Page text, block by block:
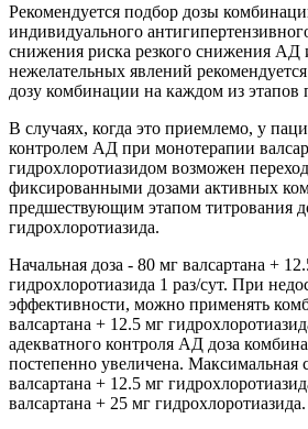
Рекомендуется подбор дозы
индивидуального
снижения риска резкого снижения АД
нежелательных явлений
дозу комбинации на каждом из этапов
В случаях, когда это приемлемо, у
контролем АД при монотерапии
гидрохлоротиазидом возможен
фиксированными дозами активных
предшествующим этапом титрования
гидрохлоротиазида.
Начальная доза - 80 мг валсартана +
гидрохлоротиазида 1 раз/сут. При
эффективности, можно применять
валсартана + 12.5 мг
адекватного контроля АД доза
постепенно увеличена. Максимальная
валсартана + 12.5 мг
валсартана + 25 мг гидрохлоротиазида.